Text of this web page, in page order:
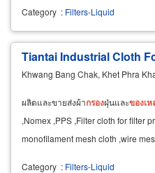
Category : Filters-Liquid
Tiantai Industrial Cloth
Khwang Bang Chak, Khet Phra
ผลิตและขายส่งผ้ากรองฝุ่นและของเห
,Nomex ,PPS ,Filter cloth for filter
monofilament mesh cloth ,wire
Category : Filters-Liquid